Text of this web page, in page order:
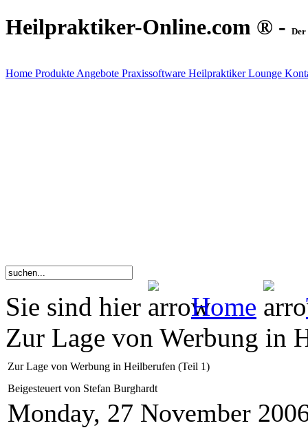
Heilpraktiker-Online.com ® - Der
Home Produkte Angebote Praxissoftware Heilpraktiker Lounge
Sie sind hier Home
Zur Lage von Werbung in
Zur Lage von Werbung in Heilberufen (Teil 1)
Beigesteuert von Stefan Burghardt
Monday, 27 November